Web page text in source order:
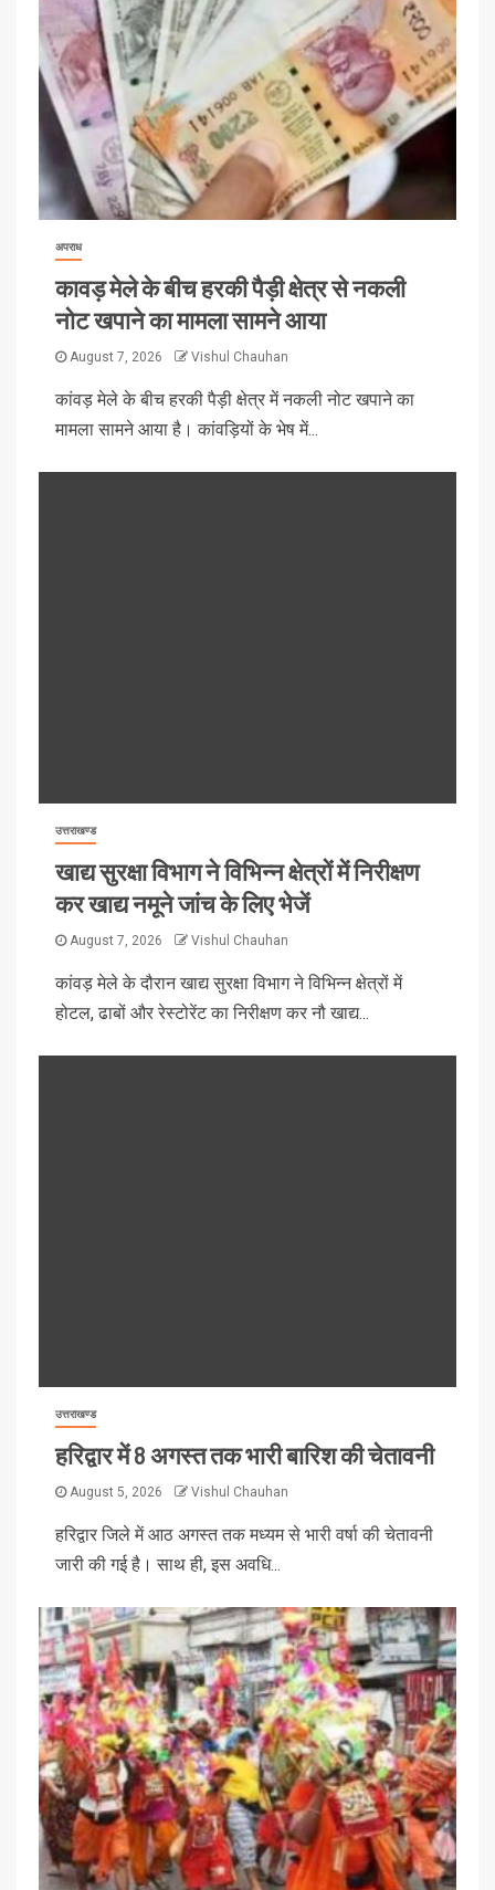
अपराध
कावड़ मेले के बीच हरकी पैड़ी क्षेत्र से नकली
नोट खपाने का मामला सामने आया
August 7, 2026 Vishul Chauhan
कांवड़ मेले के बीच हरकी पैड़ी क्षेत्र में नकली नोट खपाने का
मामला सामने आया है। कांवड़ियों के भेष में...
उत्तराखण्ड
खाद्य सुरक्षा विभाग ने विभिन्न क्षेत्रों में निरीक्षण
कर खाद्य नमूने जांच के लिए भेजें
August 7, 2026 Vishul Chauhan
कांवड़ मेले के दौरान खाद्य सुरक्षा विभाग ने विभिन्न क्षेत्रों में
होटल, ढाबों और रेस्टोरेंट का निरीक्षण कर नौ खाद्य...
उत्तराखण्ड
हरिद्वार में 8 अगस्त तक भारी बारिश की चेतावनी
August 5, 2026 Vishul Chauhan
हरिद्वार जिले में आठ अगस्त तक मध्यम से भारी वर्षा की चेतावनी
जारी की गई है। साथ ही, इस अवधि...